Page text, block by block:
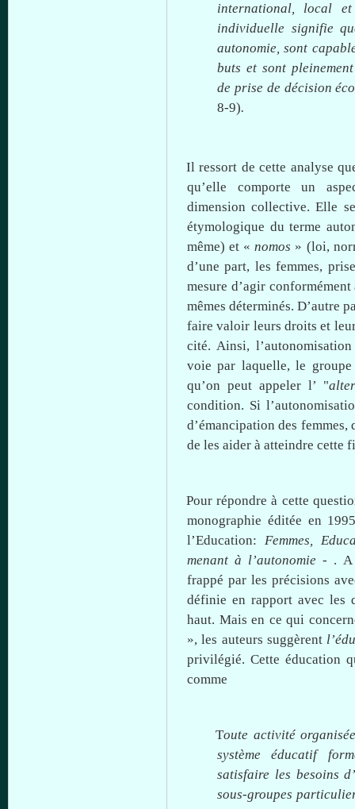
international, local
individuelle signifie
autonomie,sont
buts et sont pleinement
de prise de décision
8-9).
Ilressort decette analyse
qu’elle
comporte un
dimension collective. Elle
étymologique duterme
même) et «nomos » (loi,
d’une part, les femmes,
mesure d’agir conformément
mêmes déterminés.D’autre
fairevaloir leurs droits et
cité. Ainsi, l’autonomisation
voie par laquelle, le groupe
qu’on peut appelerl’ "
condition. Si
d’émancipation des femmes,
de les aider à atteindre cette
Pour répondre à cette
monographie éditée en
l’Education: Femmes,
menant à l’autonomie - . A
frappé par lesprécisions
définie en rapportavec les
haut. Mais en ce qui
», les auteurs suggèrent
privilégié.Cette éducation
comme
Toute activité
système
éducatif
satisfaire les besoins
sous-groupes